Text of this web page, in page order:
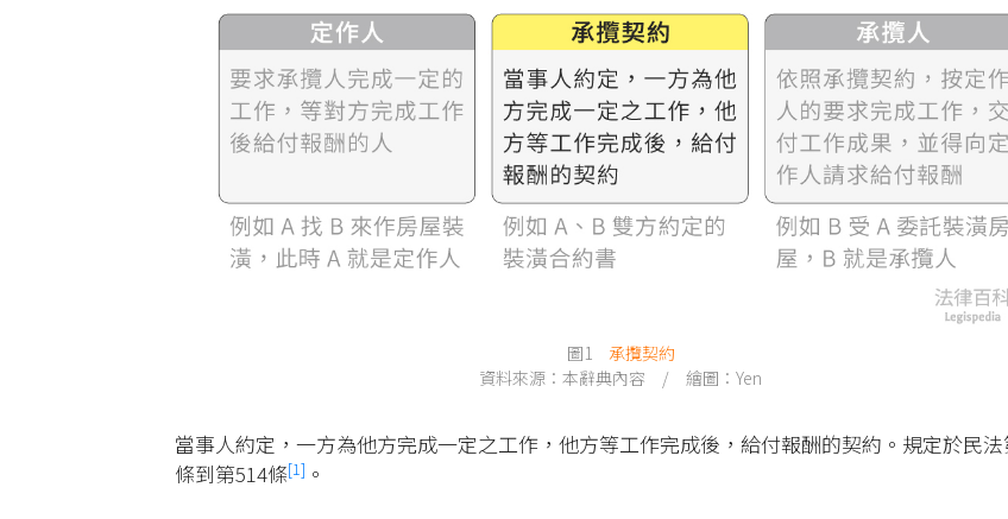
圖1 承攬契約
資料來源：本辭典內容 / 繪圖：Yen
當事人約定，一方為他方完成一定之工作，他方等工作完成後，給付報酬的契約。規定於民法
條到第514條[1] 。